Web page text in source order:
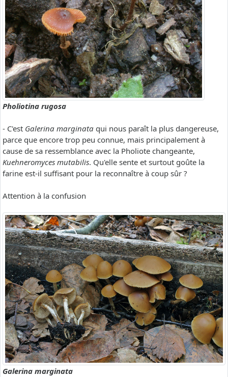
Pholiotina rugosa
- C'est Galerina marginata qui nous paraît la plus dangereuse,
parce que encore trop peu connue, mais principalement à
cause de sa ressemblance avec la Pholiote changeante,
Kuehneromyces mutabilis. Qu'elle sente et surtout goûte la
farine est-il suffisant pour la reconnaître à coup sûr ?
Attention à la confusion
Galerina marginata